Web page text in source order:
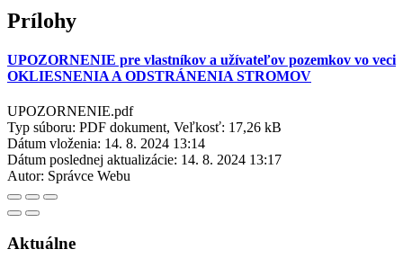
Prílohy
UPOZORNENIE pre vlastníkov a užívateľov pozemkov vo veci
OKLIESNENIA A ODSTRÁNENIA STROMOV
UPOZORNENIE.pdf
Typ súboru: PDF dokument, Veľkosť: 17,26 kB
Dátum vloženia: 14. 8. 2024 13:14
Dátum poslednej aktualizácie: 14. 8. 2024 13:17
Autor: Správce Webu
Aktuálne